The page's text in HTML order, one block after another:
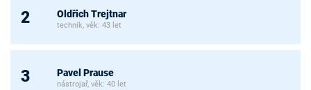
2 Oldřich Trejtnar
technik, věk: 43 let
3 Pavel Prause
nástrojař, věk: 40 let